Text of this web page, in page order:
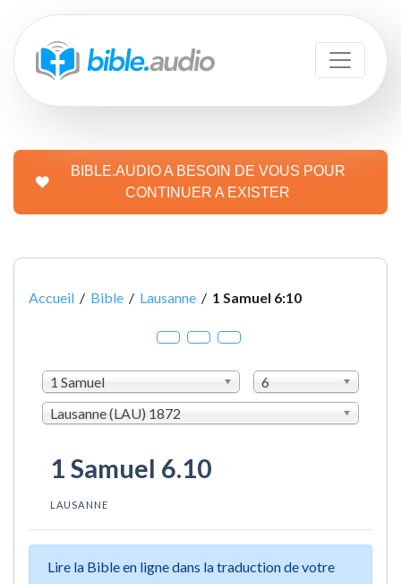
BIBLE.AUDIO A BESOIN DE VOUS POUR
CONTINUER A EXISTER
Accueil / Bible / Lausanne / 1 Samuel 6:10
1 Samuel
6
Lausanne (LAU) 1872
1 Samuel 6.10
LAUSANNE
Lire la Bible en ligne dans la traduction de votre